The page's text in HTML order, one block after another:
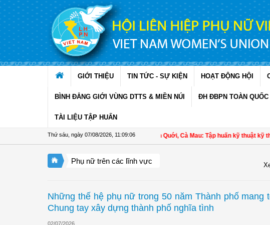
Truy cập nội dung luôn
GIỚI THIỆU TIN TỨC - SỰ KIỆN HOẠT ĐỘNG HỘI
BÌNH ĐẲNG GIỚI VÙNG DTTS & MIỀN NÚI ĐH ĐBPN TOÀN QUỐC
TÀI LIỆU TẬP HUẤN
Thứ sáu, ngày 07/08/2026 11:09:07
Hội LHPN xã Ninh Quới, Cà Mau: Tập huấn kỹ thuật kỹ thuật
Phụ nữ trên các lĩnh vực
Những thế hệ phụ nữ trong 50 năm Thành phố mang
Chung tay xây dựng thành phố nghĩa tình
02/07/2026